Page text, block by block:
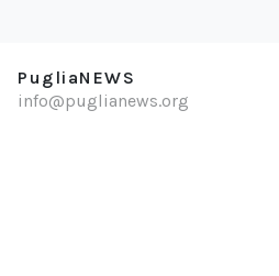
PugliaNEWS
info@puglianews.org